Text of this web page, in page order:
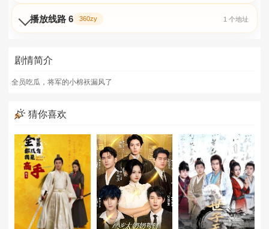
播放线路 6 360zy 1 个地址
剧情简介
全员吃瓜，将军的小棉袄漏风了
猜你喜欢